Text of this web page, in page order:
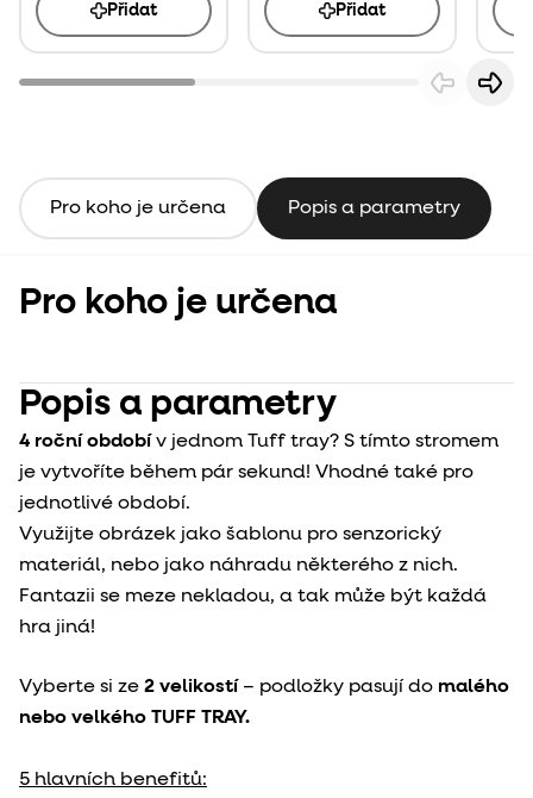
Přidat Přidat
Pro koho je určena Popis a parametry
Pro koho je určena
Popis a parametry
4 roční obdobív jednom Tuff tray? S tímto stromem
je vytvoříte během pár sekund! Vhodné také pro
jednotlivé období.
Využijte obrázek jako šablonu pro senzorický
materiál, nebo jako náhradu některého z nich.
Fantazii se meze nekladou, a tak může být každá
hra jiná!
Vyberte si ze 2 velikostí– podložky pasují do malého
nebo velkého TUFF TRAY.
5 hlavních benefitů: